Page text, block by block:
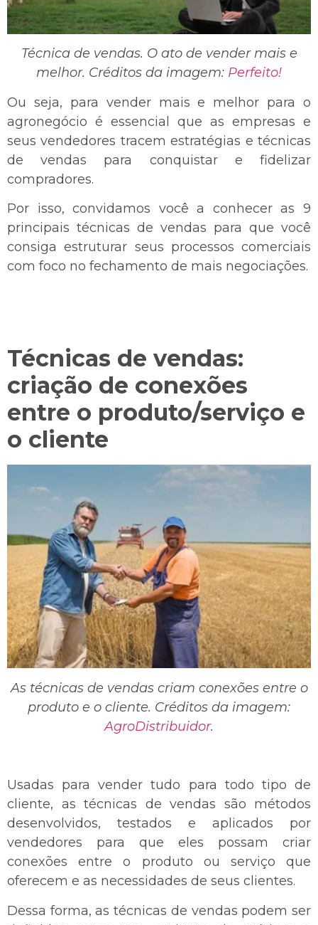
Técnica de vendas. O ato de vender mais e
melhor. Créditos da imagem: Perfeito!
Ou seja, para vender mais e melhor para o
agronegócio é essencial que as empresas e
seus vendedores tracem estratégias e técnicas
de vendas para conquistar e fidelizar
compradores.
Por isso, convidamos você a conhecer as 9
principais técnicas de vendas para que você
consiga estruturar seus processos comerciais
com foco no fechamento de mais negociações.
Técnicas de vendas:
criação de conexões
entre o produto/serviço e
o cliente
As técnicas de vendas criam conexões entre o
produto e o cliente. Créditos da imagem:
AgroDistribuidor.
Usadas para vender tudo para todo tipo de
cliente, as técnicas de vendas são métodos
desenvolvidos, testados e aplicados por
vendedores para que eles possam criar
conexões entre o produto ou serviço que
oferecem e as necessidades de seus clientes.
Dessa forma, as técnicas de vendas podem ser